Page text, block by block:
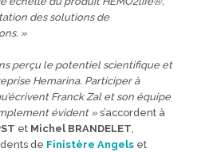
des solutions de
»
perçu le potentiel scientifique et
Hemarina. Participerà
Franck Zal et son équipe
évident » s’accordent à
et Michel BRANDELET,
de Finistère Angels et